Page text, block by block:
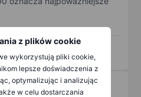
z plików cookie
wykorzystują pliki cookie,
lepsze doświadczenia z
optymalizując i analizując
w celu dostarczania
ESG.
/